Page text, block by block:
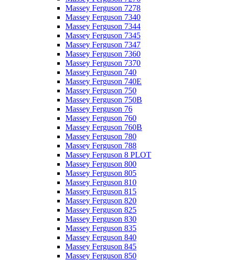
Massey Ferguson 7278
Massey Ferguson 7340
Massey Ferguson 7344
Massey Ferguson 7345
Massey Ferguson 7347
Massey Ferguson 7360
Massey Ferguson 7370
Massey Ferguson 740
Massey Ferguson 740E
Massey Ferguson 750
Massey Ferguson 750B
Massey Ferguson 76
Massey Ferguson 760
Massey Ferguson 760B
Massey Ferguson 780
Massey Ferguson 788
Massey Ferguson 8 PLOT
Massey Ferguson 800
Massey Ferguson 805
Massey Ferguson 810
Massey Ferguson 815
Massey Ferguson 820
Massey Ferguson 825
Massey Ferguson 830
Massey Ferguson 835
Massey Ferguson 840
Massey Ferguson 845
Massey Ferguson 850